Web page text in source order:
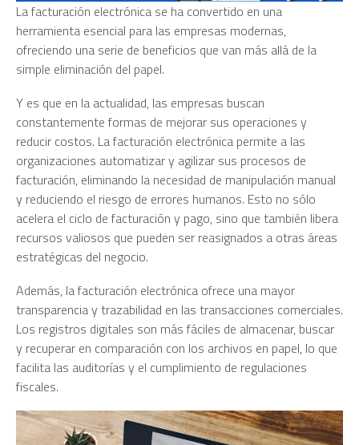
La facturación electrónica se ha convertido en una
herramienta esencial para las empresas modernas,
ofreciendo una serie de beneficios que van más allá de la
simple eliminación del papel.
Y es que en la actualidad, las empresas buscan
constantemente formas de mejorar sus operaciones y
reducir costos. La facturación electrónica permite a las
organizaciones automatizar y agilizar sus procesos de
facturación, eliminando la necesidad de manipulación manual
y reduciendo el riesgo de errores humanos. Esto no sólo
acelera el ciclo de facturación y pago, sino que también libera
recursos valiosos que pueden ser reasignados a otras áreas
estratégicas del negocio.
Además, la facturación electrónica ofrece una mayor
transparencia y trazabilidad en las transacciones comerciales.
Los registros digitales son más fáciles de almacenar, buscar
y recuperar en comparación con los archivos en papel, lo que
facilita las auditorías y el cumplimiento de regulaciones
fiscales.